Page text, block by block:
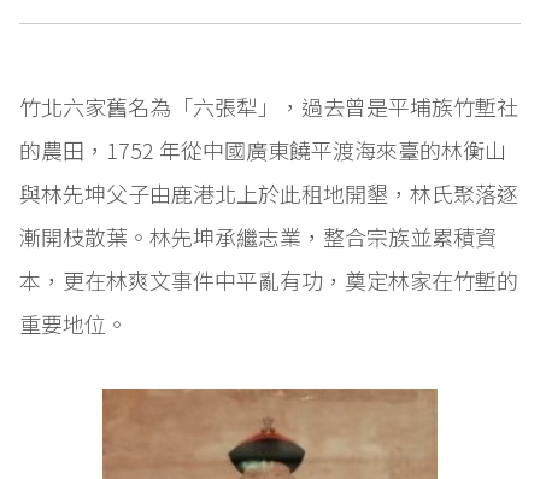
竹北六家舊名為「六張犁」，過去曾是平埔族竹塹社
的農田，1752 年從中國廣東饒平渡海來臺的林衡山
與林先坤父子由鹿港北上於此租地開墾，林氏聚落逐
漸開枝散葉。林先坤承繼志業，整合宗族並累積資
本，更在林爽文事件中平亂有功，奠定林家在竹塹的
重要地位。